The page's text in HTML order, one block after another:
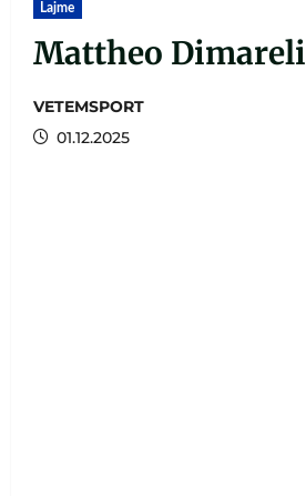
Lajme
Mattheo Dimareli
VETEMSPORT
01.12.2025